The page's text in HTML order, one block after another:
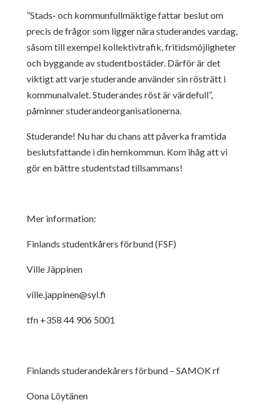
”Stads- och kommunfullmäktige fattar beslut om
precis de frågor som ligger närastuderandes vardag,
såsom till exempel kollektivtrafik, fritidsmöjligheter
och byggande av studentbostäder. Därför är det
viktigt att varje studerandeanvänder sin rösträtt i
kommunalvalet. Studerandes röst är värdefull”,
påminnerstuderandeorganisationerna.
Studerande! Nu har du chans att påverka framtida
beslutsfattande i dinhemkommun. Kom ihåg att vi
gör en bättre studentstad tillsammans!
Mer information:
Finlands studentkårers förbund (FSF)
Ville Jäppinen
ville.jappinen@syl.fi
tfn +358 44 906 5001
Finlands studerandekårers förbund – SAMOK rf
Oona Löytänen